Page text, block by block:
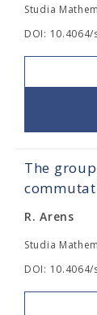
Studia
DOI:
The
R. Arens
Studia
DOI: